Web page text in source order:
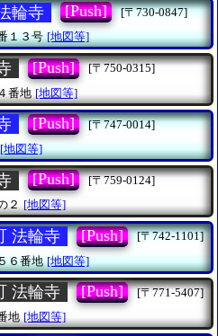
輪寺 [Push]
[〒730-0847]
１３号 [地図等]
[Push]
[〒750-0315]
番地 [地図等]
[Push]
[〒747-0014]
[地図等]
[Push]
[〒759-0124]
２ [地図等]
法輪寺 [Push]
[〒742-1101]
６番地 [地図等]
法輪寺 [Push]
[〒771-5407]
地 [地図等]